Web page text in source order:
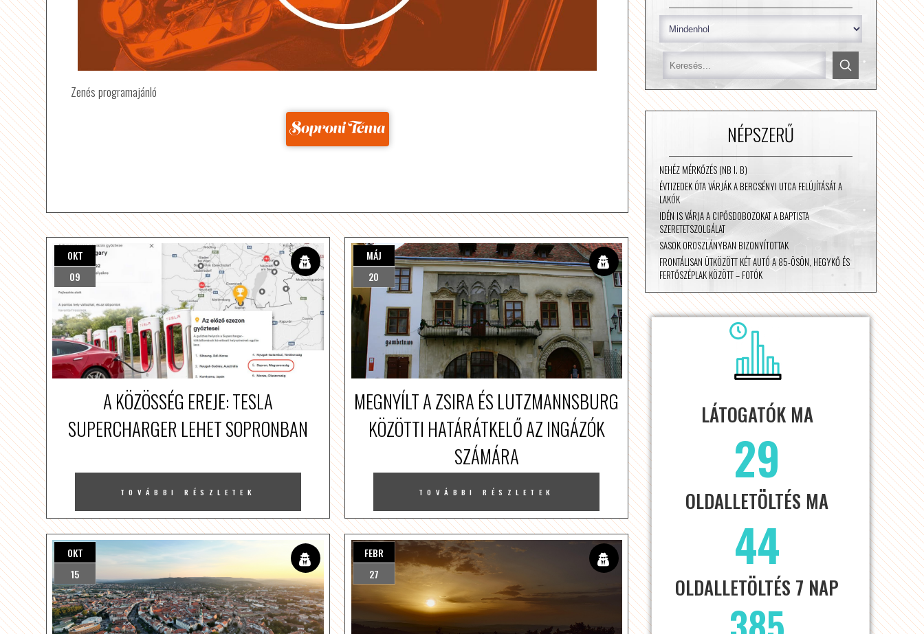
Zenés programajánló
Forrás: sopronitema.hu
OKT
09
A KÖZÖSSÉG EREJE: TESLA
SUPERCHARGER LEHET SOPRONBAN
TOVÁBBI RÉSZLETEK
MÁJ
20
MEGNYÍLT A ZSIRA ÉS LUTZMANNSBURG
KÖZÖTTI HATÁRÁTKELŐ AZ INGÁZÓK
SZÁMÁRA
TOVÁBBI RÉSZLETEK
OKT
15
FEBR
27
NÉPSZERŰ
NEHÉZ MÉRKŐZÉS (NB I. B)
ÉVTIZEDEK ÓTA VÁRJÁK A BERCSÉNYI UTCA FELÚJÍTÁSÁT A
LAKÓK
IDÉN IS VÁRJA A CIPŐSDOBOZOKAT A BAPTISTA
SZERETETSZOLGÁLAT
SASOK OROSZLÁNYBAN BIZONYÍTOTTAK
FRONTÁLISAN ÜTKÖZÖTT KÉT AUTÓ A 85-ÖSÖN, HEGYKŐ ÉS
FERTŐSZÉPLAK KÖZÖTT – FOTÓK
LÁTOGATÓK MA
29
OLDALLETÖLTÉS MA
44
OLDALLETÖLTÉS 7 NAP